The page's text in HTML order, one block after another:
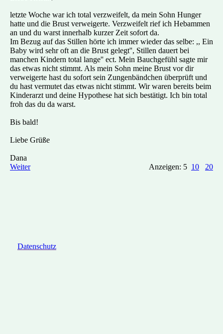
letzte Woche war ich total verzweifelt, da mein Sohn Hunger
hatte und die Brust verweigerte. Verzweifelt rief ich Hebammen
an und du warst innerhalb kurzer Zeit sofort da.
Im Bezug auf das Stillen hörte ich immer wieder das selbe: ,, Ein
Baby wird sehr oft an die Brust gelegt'', Stillen dauert bei
manchen Kindern total lange'' ect. Mein Bauchgefühl sagte mir
das etwas nicht stimmt. Als mein Sohn meine Brust vor dir
verweigerte hast du sofort sein Zungenbändchen überprüft und
du hast vermutet das etwas nicht stimmt. Wir waren bereits beim
Kinderarzt und deine Hypothese hat sich bestätigt. Ich bin total
froh das du da warst.
Bis bald!
Liebe Grüße
Dana
Weiter
Anzeigen: 5 10 20
Datenschutz